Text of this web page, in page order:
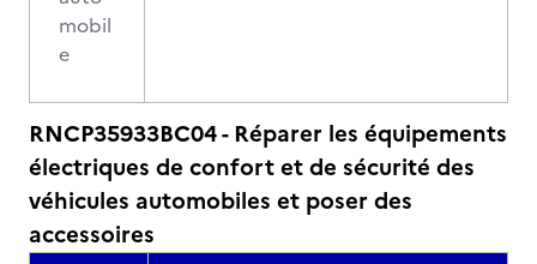
mobil
e
RNCP35933BC04 - Réparer les équipements
électriques de confort et de sécurité des
véhicules automobiles et poser des
accessoires